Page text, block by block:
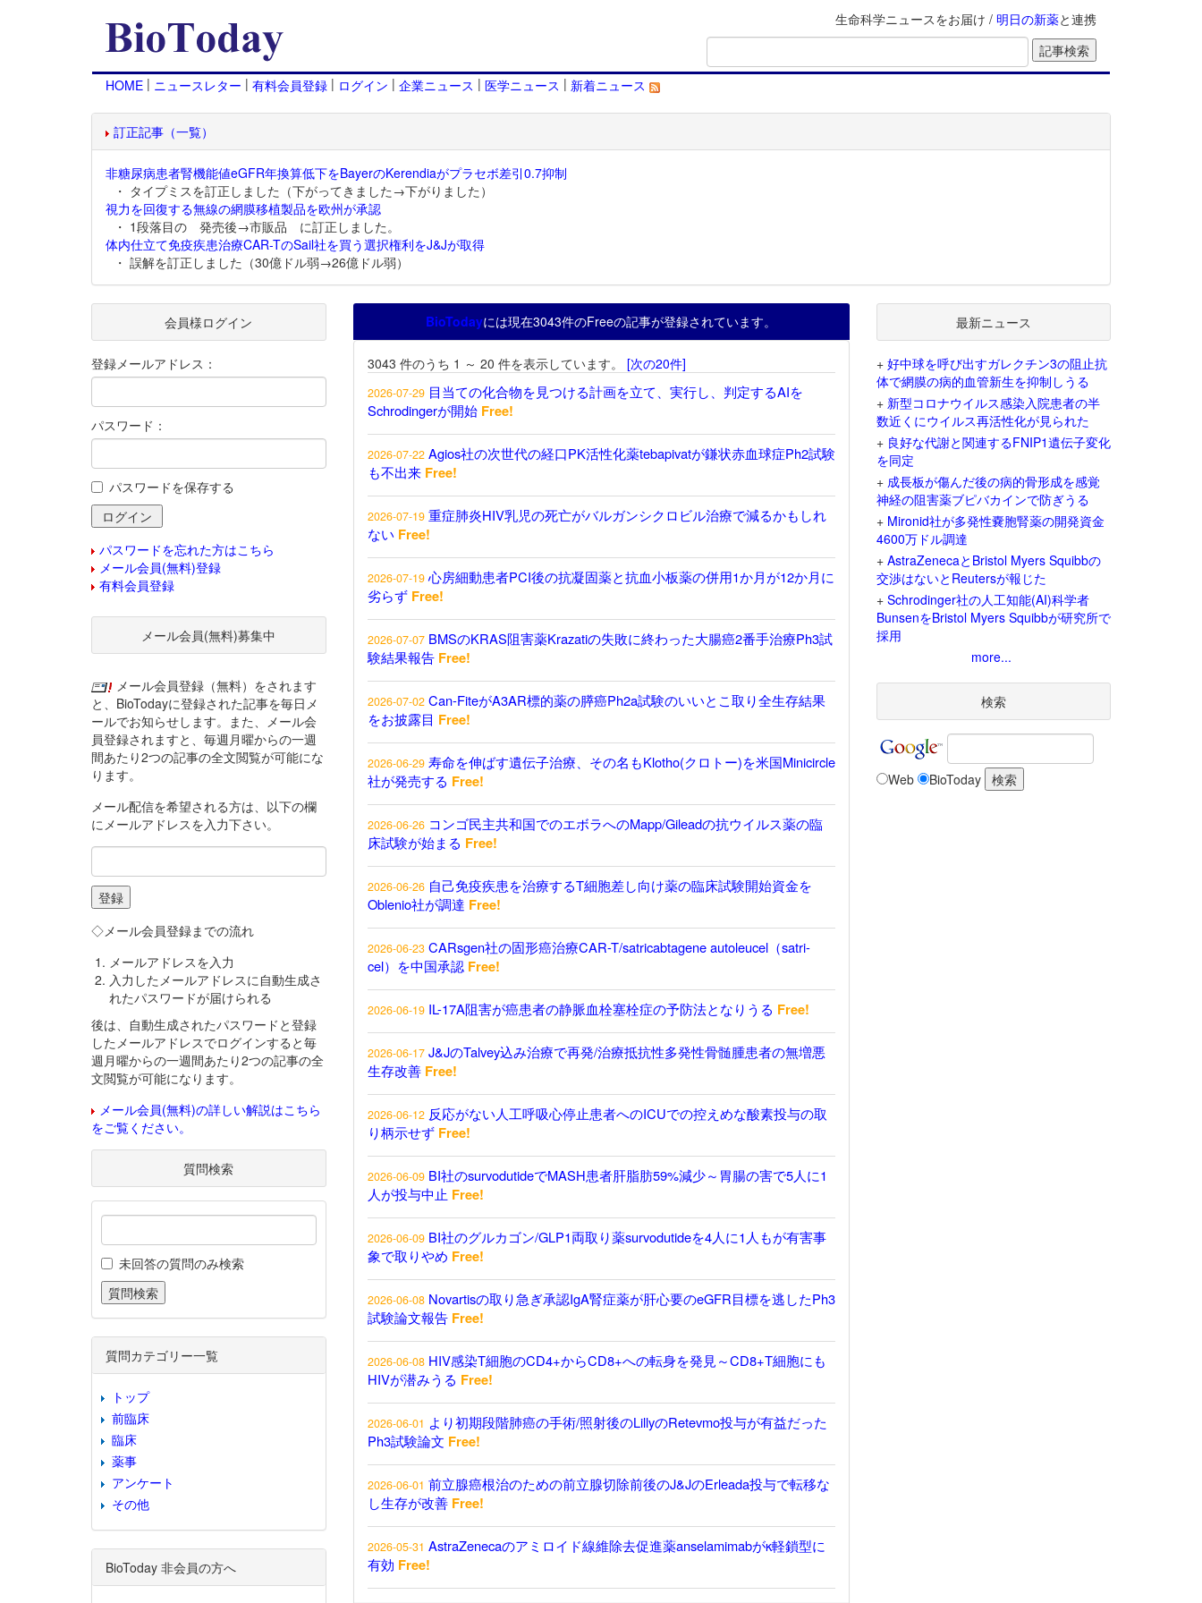
生命科学ニュースをお届け / 明日の新薬と連携
HOME | ニュースレター | 有料会員登録 | ログイン | 企業ニュース | 医学ニュース | 新着ニュース
訂正記事（一覧）
非糖尿病患者腎機能値eGFR年換算低下をBayerのKerendiaがプラセボ差引0.7抑制
・ タイプミスを訂正しました（下がってきました→下がりました）
視力を回復する無線の網膜移植製品を欧州が承認
・ 1段落目の 発売後→市販品 に訂正しました。
体内仕立て免疫疾患治療CAR-TのSail社を買う選択権利をJ&Jが取得
・ 誤解を訂正しました（30億ドル弱→26億ドル弱）
BioTodayには現在3043件のFreeの記事が登録されています。
3043 件のうち 1 ～ 20 件を表示しています。 [次の20件]
2026-07-29 目当ての化合物を見つける計画を立て、実行し、判定するAIを
Schrodingerが開始 Free!
2026-07-22 Agios社の次世代の経口PK活性化薬tebapivatが鎌状赤血球症Ph2試験
も不出来 Free!
2026-07-19 重症肺炎HIV乳児の死亡がバルガンシクロビル治療で減るかもしれ
ない Free!
2026-07-19 心房細動患者PCI後の抗凝固薬と抗血小板薬の併用1か月が12か月に
劣らず Free!
2026-07-07 BMSのKRAS阻害薬Krazatiの失敗に終わった大腸癌2番手治療Ph3試
験結果報告 Free!
2026-07-02 Can-FiteがA3AR標的薬の膵癌Ph2a試験のいいとこ取り全生存結果
をお披露目 Free!
2026-06-29 寿命を伸ばす遺伝子治療、その名もKlotho(クロトー)を米国Minicircle
社が発売する Free!
2026-06-26 コンゴ民主共和国でのエボラへのMapp/Gileadの抗ウイルス薬の臨
床試験が始まる Free!
2026-06-26 自己免疫疾患を治療するT細胞差し向け薬の臨床試験開始資金を
Oblenio社が調達 Free!
2026-06-23 CARsgen社の固形癌治療CAR-T/satricabtagene autoleucel（satri-
cel）を中国承認 Free!
2026-06-19 IL-17A阻害が癌患者の静脈血栓塞栓症の予防法となりうる Free!
2026-06-17 J&JのTalvey込み治療で再発/治療抵抗性多発性骨髄腫患者の無増悪
生存改善 Free!
2026-06-12 反応がない人工呼吸心停止患者へのICUでの控えめな酸素投与の取
り柄示せず Free!
2026-06-09 BI社のsurvodutideでMASH患者肝脂肪59%減少～胃腸の害で5人に1
人が投与中止 Free!
2026-06-09 BI社のグルカゴン/GLP1両取り薬survodutideを4人に1人もが有害事
象で取りやめ Free!
2026-06-08 Novartisの取り急ぎ承認IgA腎症薬が肝心要のeGFR目標を逃したPh3
試験論文報告 Free!
2026-06-08 HIV感染T細胞のCD4+からCD8+への転身を発見～CD8+T細胞にも
HIVが潜みうる Free!
2026-06-01 より初期段階肺癌の手術/照射後のLillyのRetevmo投与が有益だった
Ph3試験論文 Free!
2026-06-01 前立腺癌根治のための前立腺切除前後のJ&JのErleada投与で転移な
し生存が改善 Free!
2026-05-31 AstraZenecaのアミロイド線維除去促進薬anselamimabがκ軽鎖型に
有効 Free!
会員様ログイン
登録メールアドレス：
パスワード：
パスワードを保存する
パスワードを忘れた方はこちら
メール会員(無料)登録
有料会員登録
メール会員(無料)募集中
メール会員登録（無料）をされます
と、BioTodayに登録された記事を毎日メ
ールでお知らせします。また、メール会
員登録されますと、毎週月曜からの一週
間あたり2つの記事の全文閲覧が可能にな
ります。
メール配信を希望される方は、以下の欄
にメールアドレスを入力下さい。
◇メール会員登録までの流れ
メールアドレスを入力
入力したメールアドレスに自動生成さ
れたパスワードが届けられる
後は、自動生成されたパスワードと登録
したメールアドレスでログインすると毎
週月曜からの一週間あたり2つの記事の全
文閲覧が可能になります。
メール会員(無料)の詳しい解説はこちら
をご覧ください。
質問検索
未回答の質問のみ検索
質問カテゴリー一覧
トップ
前臨床
臨床
薬事
アンケート
その他
BioToday 非会員の方へ
最新ニュース
+ 好中球を呼び出すガレクチン3の阻止抗
体で網膜の病的血管新生を抑制しうる
+ 新型コロナウイルス感染入院患者の半
数近くにウイルス再活性化が見られた
+ 良好な代謝と関連するFNIP1遺伝子変化
を同定
+ 成長板が傷んだ後の病的骨形成を感覚
神経の阻害薬ブピバカインで防ぎうる
+ Mironid社が多発性嚢胞腎薬の開発資金
4600万ドル調達
+ AstraZenecaとBristol Myers Squibbの
交渉はないとReutersが報じた
+ Schrodinger社の人工知能(AI)科学者
BunsenをBristol Myers Squibbが研究所で
採用
more...
検索
Web BioToday